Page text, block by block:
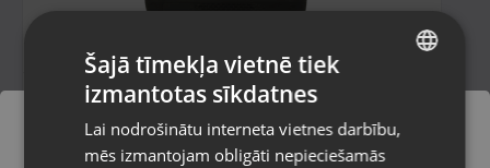
Sony SRS-XB22
Jūrmala, Ventspils šos. 32
Stāvoklis Ilgstoši lietots (Garantija 14 dienas)
RUSSIAN
Šajā tīmekļa vietnē tiek
izmantotas sīkdatnes
Lai nodrošinātu interneta vietnes darbību,
mēs izmantojam obligāti nepieciešamās